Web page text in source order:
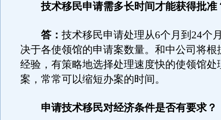
技术移民申请需多长时间才能获得批准
答： 技术移民申请处理从6个月到24个
决于各使领馆的申请案数量。和中公司将根
经验，有策略地选择处理速度快的使领馆处
案，常常可以缩短办案的时间。
申请技术移民对经济条件是否有要求？